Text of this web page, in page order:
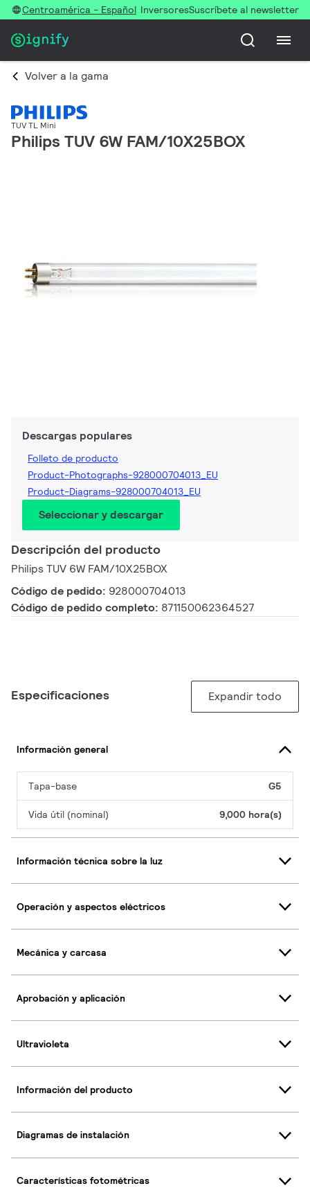
Centroamérica - Español InversoresSuscríbete al newsletter
Volver a la gama
TUV TL Mini
Philips TUV 6W FAM/10X25BOX
Descargas populares
Folleto de producto
Product-Photographs-928000704013_EU
Product-Diagrams-928000704013_EU
Seleccionar y descargar
Descripción del producto
Philips TUV 6W FAM/10X25BOX
Código de pedido: 928000704013
Código de pedido completo: 871150062364527
Especificaciones Expandir todo
Información general
Tapa-base G5
Vida útil (nominal) 9,000 hora(s)
Información técnica sobre la luz
Operación y aspectos eléctricos
Mecánica y carcasa
Aprobación y aplicación
Ultravioleta
Información del producto
Diagramas de instalación
Características fotométricas